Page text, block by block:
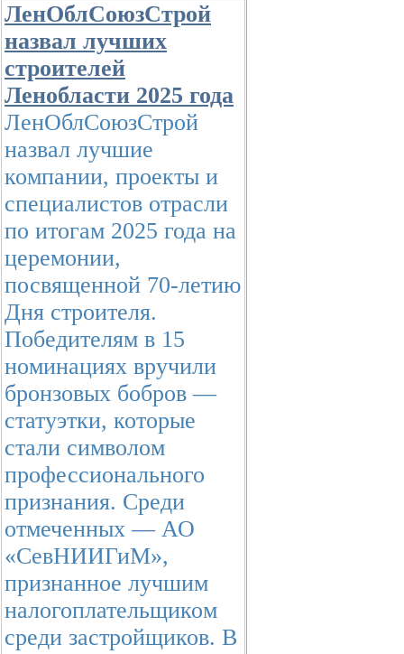
ЛенОблСоюзСтрой
назвал лучших
строителей
Ленобласти 2025 года
ЛенОблСоюзСтрой
назвал лучшие
компании, проекты и
специалистов отрасли
по итогам 2025 года на
церемонии,
посвященной 70-летию
Дня строителя.
Победителям в 15
номинациях вручили
бронзовых бобров —
статуэтки, которые
стали символом
профессионального
признания. Среди
отмеченных — АО
«СевНИИГиМ»,
признанное лучшим
налогоплательщиком
среди застройщиков. В